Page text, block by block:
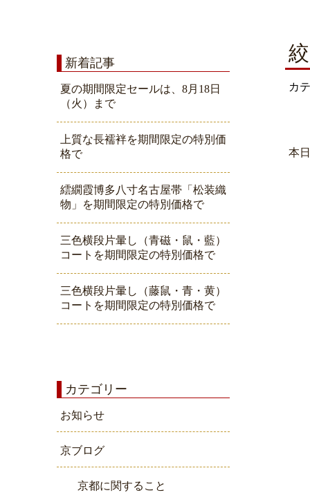
新着記事
夏の期間限定セールは、8月18日
（火）まで
上質な長襦袢を期間限定の特別価
格で
繧繝霞博多八寸名古屋帯「松装織
物」を期間限定の特別価格で
三色横段片暈し（青磁・鼠・藍）
コートを期間限定の特別価格で
三色横段片暈し（藤鼠・青・黄）
コートを期間限定の特別価格で
カテゴリー
お知らせ
京ブログ
京都に関すること
カ
本